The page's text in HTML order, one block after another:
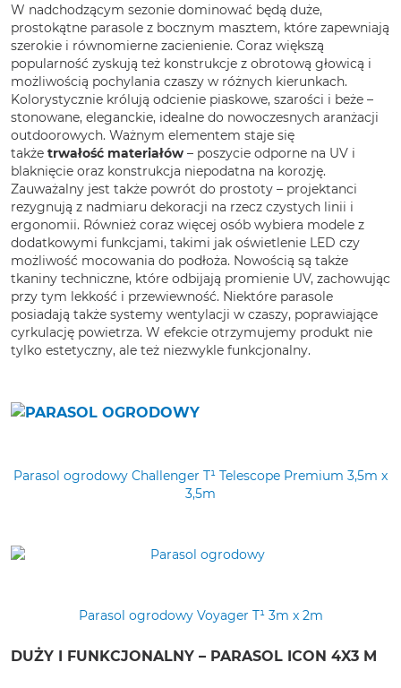
W nadchodzącym sezonie dominować będą duże,
prostokątne parasole z bocznym masztem, które zapewniają
szerokie i równomierne zacienienie. Coraz większą
popularność zyskują też konstrukcje z obrotową głowicą i
możliwością pochylania czaszy w różnych kierunkach.
Kolorystycznie królują odcienie piaskowe, szarości i beże –
stonowane, eleganckie, idealne do nowoczesnych aranżacji
outdoorowych. Ważnym elementem staje się
także trwałość materiałów – poszycie odporne na UV i
blaknięcie oraz konstrukcja niepodatna na korozję.
Zauważalny jest także powrót do prostoty – projektanci
rezygnują z nadmiaru dekoracji na rzecz czystych linii i
ergonomii. Również coraz więcej osób wybiera modele z
dodatkowymi funkcjami, takimi jak oświetlenie LED czy
możliwość mocowania do podłoża. Nowością są także
tkaniny techniczne, które odbijają promienie UV, zachowując
przy tym lekkość i przewiewność. Niektóre parasole
posiadają także systemy wentylacji w czaszy, poprawiające
cyrkulację powietrza. W efekcie otrzymujemy produkt nie
tylko estetyczny, ale też niezwykle funkcjonalny.
Parasol ogrodowy Challenger T¹ Telescope Premium 3,5m x
3,5m
Parasol ogrodowy Voyager T¹ 3m x 2m
DUŻY I FUNKCJONALNY – PARASOL ICON 4X3 M